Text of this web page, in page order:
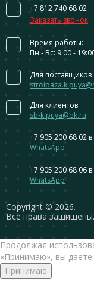
Сopyright © 2026.
Все права защищены.
+7 812 740 68 02
Заказать звонок
Время работы:
Пн - Вс: 9:00 -
Для поставщиков
Для клиентов:
sb-kipuya@bk.ru
+7 905 200 68 02
WhatsApp
+7 905 200 68 06
WhatsApp
Продолжая
«Принимаю», вы даете
Принимаю